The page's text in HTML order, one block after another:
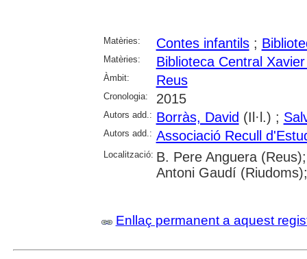
Matèries: Contes infantils;
Matèries: Biblioteca Central
Àmbit: Reus
Cronologia: 2015
Autors add.: Borràs, David (Il·l.) ;
Autors add.: Associació Recull
Localització: B. Pere Anguera
Antoni Gaudí
Enllaç permanent a aquest